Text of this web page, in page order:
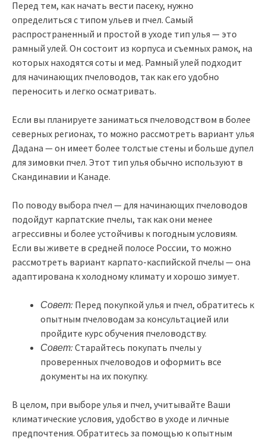
Перед тем, как начать вести пасеку, нужно
определиться с типом ульев и пчел. Самый
распространенный и простой в уходе тип улья — это
рамный улей. Он состоит из корпуса и съемных рамок, на
которых находятся соты и мед. Рамный улей подходит
для начинающих пчеловодов, так как его удобно
переносить и легко осматривать.
Если вы планируете заниматься пчеловодством в более
северных регионах, то можно рассмотреть вариант улья
Дадана — он имеет более толстые стены и больше дупел
для зимовки пчел. Этот тип улья обычно используют в
Скандинавии и Канаде.
По поводу выбора пчел — для начинающих пчеловодов
подойдут карпатские пчелы, так как они менее
агрессивны и более устойчивы к погодным условиям.
Если вы живете в средней полосе России, то можно
рассмотреть вариант карпато-каспийской пчелы — она
адаптирована к холодному климату и хорошо зимует.
Совет: Перед покупкой улья и пчел, обратитесь к
опытным пчеловодам за консультацией или
пройдите курс обучения пчеловодству.
Совет: Старайтесь покупать пчелы у
проверенных пчеловодов и оформить все
документы на их покупку.
В целом, при выборе улья и пчел, учитывайте Ваши
климатические условия, удобство в уходе и личные
предпочтения. Обратитесь за помощью к опытным